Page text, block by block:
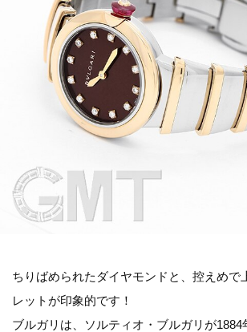
ちりばめられたダイヤモンドと、控えめで
レットが印象的です！
ブルガリは、ソルティオ・ブルガリが1884